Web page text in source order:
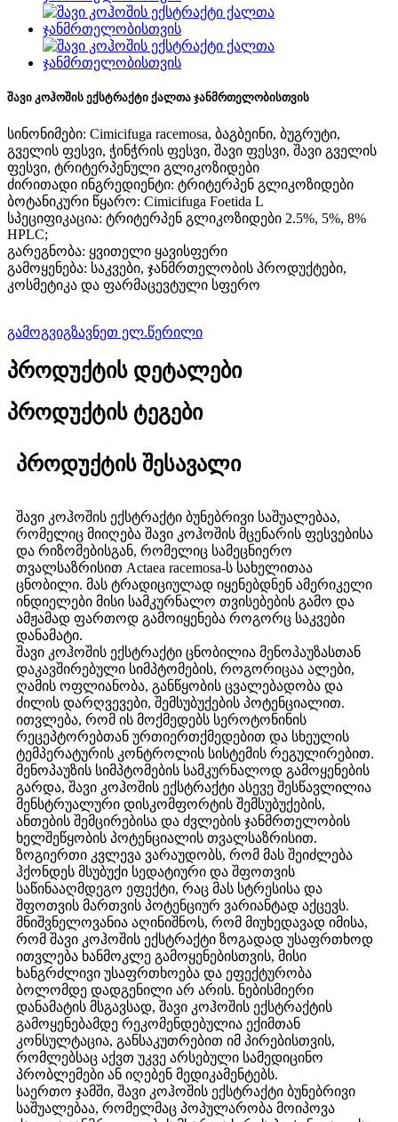
შავი კოჰოშის ექსტრაქტი ქალთა ჯანმრთელობისთვის
სინონიმები: Cimicifuga racemosa, ბაგბეინი, ბუგრუტი,
გველის ფესვი, ჭინჭრის ფესვი, შავი ფესვი, შავი გველის
ფესვი, ტრიტერპენული გლიკოზიდები
ძირითადი ინგრედიენტი: ტრიტერპენ გლიკოზიდები
ბოტანიკური წყარო: Cimicifuga Foetida L
სპეციფიკაცია: ტრიტერპენ გლიკოზიდები 2.5%, 5%, 8%
HPLC;
გარეგნობა: ყვითელი ყავისფერი
გამოყენება: საკვები, ჯანმრთელობის პროდუქტები,
კოსმეტიკა და ფარმაცევტული სფერო
გამოგვიგზავნეთ ელ.წერილი
პროდუქტის დეტალები
პროდუქტის ტეგები
პროდუქტის შესავალი
შავი კოჰოშის ექსტრაქტი ბუნებრივი საშუალებაა,
რომელიც მიიღება შავი კოჰოშის მცენარის ფესვებისა
და რიზომებისგან, რომელიც სამეცნიერო
თვალსაზრისით Actaea racemosa-ს სახელითაა
ცნობილი. მას ტრადიციულად იყენებდნენ ამერიკელი
ინდიელები მისი სამკურნალო თვისებების გამო და
ამჟამად ფართოდ გამოიყენება როგორც საკვები
დანამატი.
შავი კოჰოშის ექსტრაქტი ცნობილია მენოპაუზასთან
დაკავშირებული სიმპტომების, როგორიცაა ალები,
ღამის ოფლიანობა, განწყობის ცვალებადობა და
ძილის დარღვევები, შემსუბუქების პოტენციალით.
ითვლება, რომ ის მოქმედებს სეროტონინის
რეცეპტორებთან ურთიერთქმედებით და სხეულის
ტემპერატურის კონტროლის სისტემის რეგულირებით.
მენოპაუზის სიმპტომების სამკურნალოდ გამოყენების
გარდა, შავი კოჰოშის ექსტრაქტი ასევე შესწავლილია
მენსტრუალური დისკომფორტის შემსუბუქების,
ანთების შემცირებისა და ძვლების ჯანმრთელობის
ხელშეწყობის პოტენციალის თვალსაზრისით.
ზოგიერთი კვლევა ვარაუდობს, რომ მას შეიძლება
ჰქონდეს მსუბუქი სედატიური და შფოთვის
საწინააღმდეგო ეფექტი, რაც მას სტრესისა და
შფოთვის მართვის პოტენციურ ვარიანტად აქცევს.
მნიშვნელოვანია აღინიშნოს, რომ მიუხედავად იმისა,
რომ შავი კოჰოშის ექსტრაქტი ზოგადად უსაფრთხოდ
ითვლება ხანმოკლე გამოყენებისთვის, მისი
ხანგრძლივი უსაფრთხოება და ეფექტურობა
ბოლომდე დადგენილი არ არის. ნებისმიერი
დანამატის მსგავსად, შავი კოჰოშის ექსტრაქტის
გამოყენებამდე რეკომენდებულია ექიმთან
კონსულტაცია, განსაკუთრებით იმ პირებისთვის,
რომლებსაც აქვთ უკვე არსებული სამედიცინო
პრობლემები ან იღებენ მედიკამენტებს.
საერთო ჯამში, შავი კოჰოშის ექსტრაქტი ბუნებრივი
საშუალებაა, რომელმაც პოპულარობა მოიპოვა